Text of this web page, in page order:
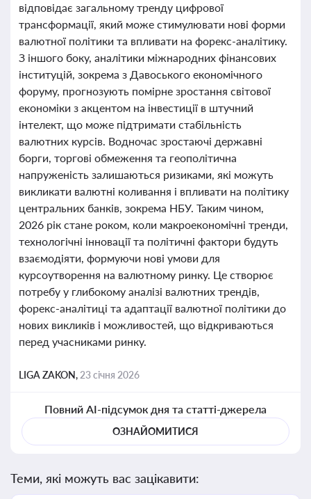
відповідає загальному тренду цифрової
трансформації, який може стимулювати нові форми
валютної політики та впливати на форекс-аналітику.
З іншого боку, аналітики міжнародних фінансових
інституцій, зокрема з Давоського економічного
форуму, прогнозують помірне зростання світової
економіки з акцентом на інвестиції в штучний
інтелект, що може підтримати стабільність
валютних курсів. Водночас зростаючі державні
борги, торгові обмеження та геополітична
напруженість залишаються ризиками, які можуть
викликати валютні коливання і впливати на політику
центральних банків, зокрема НБУ. Таким чином,
2026 рік стане роком, коли макроекономічні тренди,
технологічні інновації та політичні фактори будуть
взаємодіяти, формуючи нові умови для
курсоутворення на валютному ринку. Це створює
потребу у глибокому аналізі валютних трендів,
форекс-аналітиці та адаптації валютної політики до
нових викликів і можливостей, що відкриваються
перед учасниками ринку.
LIGA ZAKON, 23 січня 2026
Повний AI-підсумок дня та статті-джерела
ОЗНАЙОМИТИСЯ
Теми, які можуть вас зацікавити: